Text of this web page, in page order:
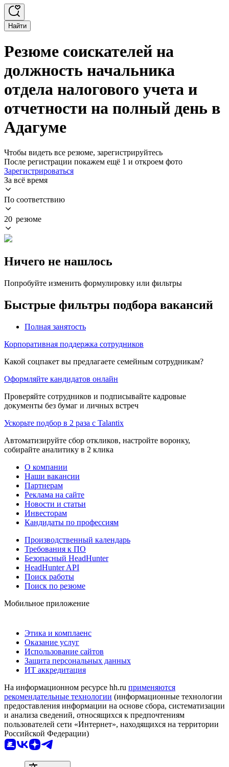
Найти
Резюме соискателей на
должность начальника
отдела налогового учета и
отчетности на полный день в
Адагуме
Чтобы видеть все резюме, зарегистрируйтесь
После регистрации покажем ещё 1 и откроем фото
Зарегистрироваться
За всё время
По соответствию
20 резюме
Ничего не нашлось
Попробуйте изменить формулировку или фильтры
Быстрые фильтры подбора вакансий
Полная занятость
Корпоративная поддержка сотрудников
Какой соцпакет вы предлагаете семейным сотрудникам?
Оформляйте кандидатов онлайн
Проверяйте сотрудников и подписывайте кадровые
документы без бумаг и личных встреч
Ускорьте подбор в 2 раза с Talantix
Автоматизируйте сбор откликов, настройте воронку,
собирайте аналитику в 2 клика
О компании
Наши вакансии
Партнерам
Реклама на сайте
Новости и статьи
Инвесторам
Кандидаты по профессиям
Производственный календарь
Требования к ПО
Безопасный HeadHunter
HeadHunter API
Поиск работы
Поиск по резюме
Мобильное приложение
Этика и комплаенс
Оказание услуг
Использование сайтов
Защита персональных данных
ИТ аккредитация
На информационном ресурсе hh.ru применяются
рекомендательные технологии (информационные технологии
предоставления информации на основе сбора, систематизации
и анализа сведений, относящихся к предпочтениям
пользователей сети «Интернет», находящихся на территории
Российской Федерации)